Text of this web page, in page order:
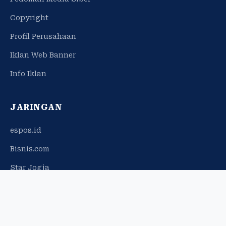
Copyright
Profil Perusahaan
Iklan Web Banner
Info Iklan
JARINGAN
espos.id
Bisnis.com
Star Jogja